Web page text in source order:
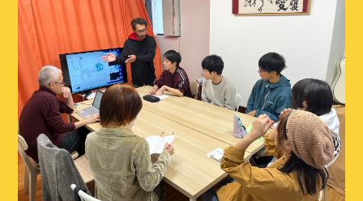
ブログ
イベント
スタッフ
アクセス・会社概要
お問い合わせ